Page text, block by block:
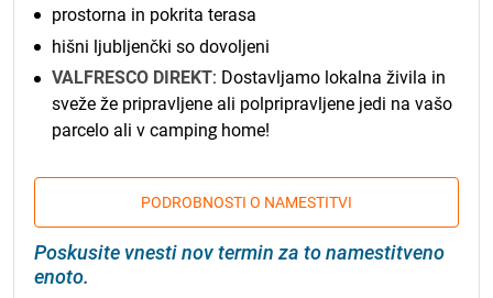
prostorna in pokrita terasa
hišni ljubljenčki so dovoljeni
VALFRESCO DIREKT: Dostavljamo lokalna živila in
sveže že pripravljene ali polpripravljene jedi na vašo
parcelo ali v camping home!
PODROBNOSTI O NAMESTITVI
Poskusite vnesti nov termin za to namestitveno
enoto.